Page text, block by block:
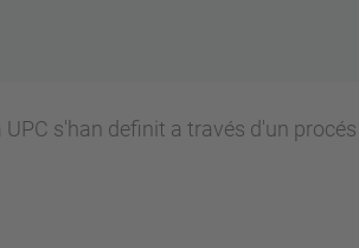
s'han definit a través d'un